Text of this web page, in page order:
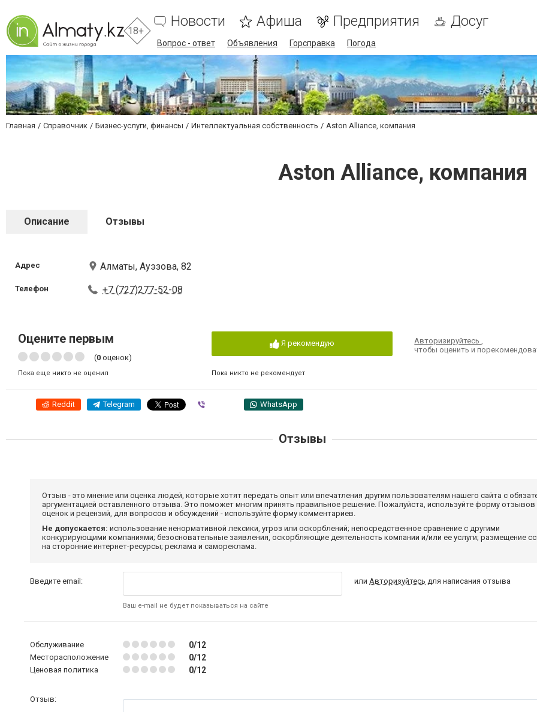
18+
Новости Афиша Предприятия Досуг
Вопрос - ответ Объявления Горсправка Погода
Главная Справочник Бизнес-услуги, финансы Интеллектуальная собственность Aston Alliance, компания
Aston Alliance, компания
Описание Отзывы
Адрес Алматы, Ауэзова, 82
Телефон +7 (727)277-52-08
Оцените первым
(0 оценок)
Пока еще никто не оценил
Я рекомендую
Пока никто не рекомендует
Авторизируйтесь,
чтобы оценить и
Reddit Telegram WhatsApp
Отзывы
Отзыв - это мнение или оценка людей, которые хотят передать опыт или впечатления другим пользователям нашего сайта с
аргументацией оставленного отзыва. Это поможет многим принять правильное решение. Пожалуйста, используйте форму отзывов
оценок и рецензий, для вопросов и обсуждений - используйте форму комментариев.
Не допускается: использование ненормативной лексики, угроз или оскорблений; непосредственное сравнение с другими
конкурирующими компаниями; безосновательные заявления, оскорбляющие деятельность компании и/или ее услуги; размещение
на сторонние интернет-ресурсы; реклама и самореклама.
Введите email:
Ваш e-mail не будет показываться на сайте
илиАвторизуйтесь для написания отзыва
Обслуживание 0/12
Месторасположение 0/12
Ценовая политика 0/12
Отзыв: